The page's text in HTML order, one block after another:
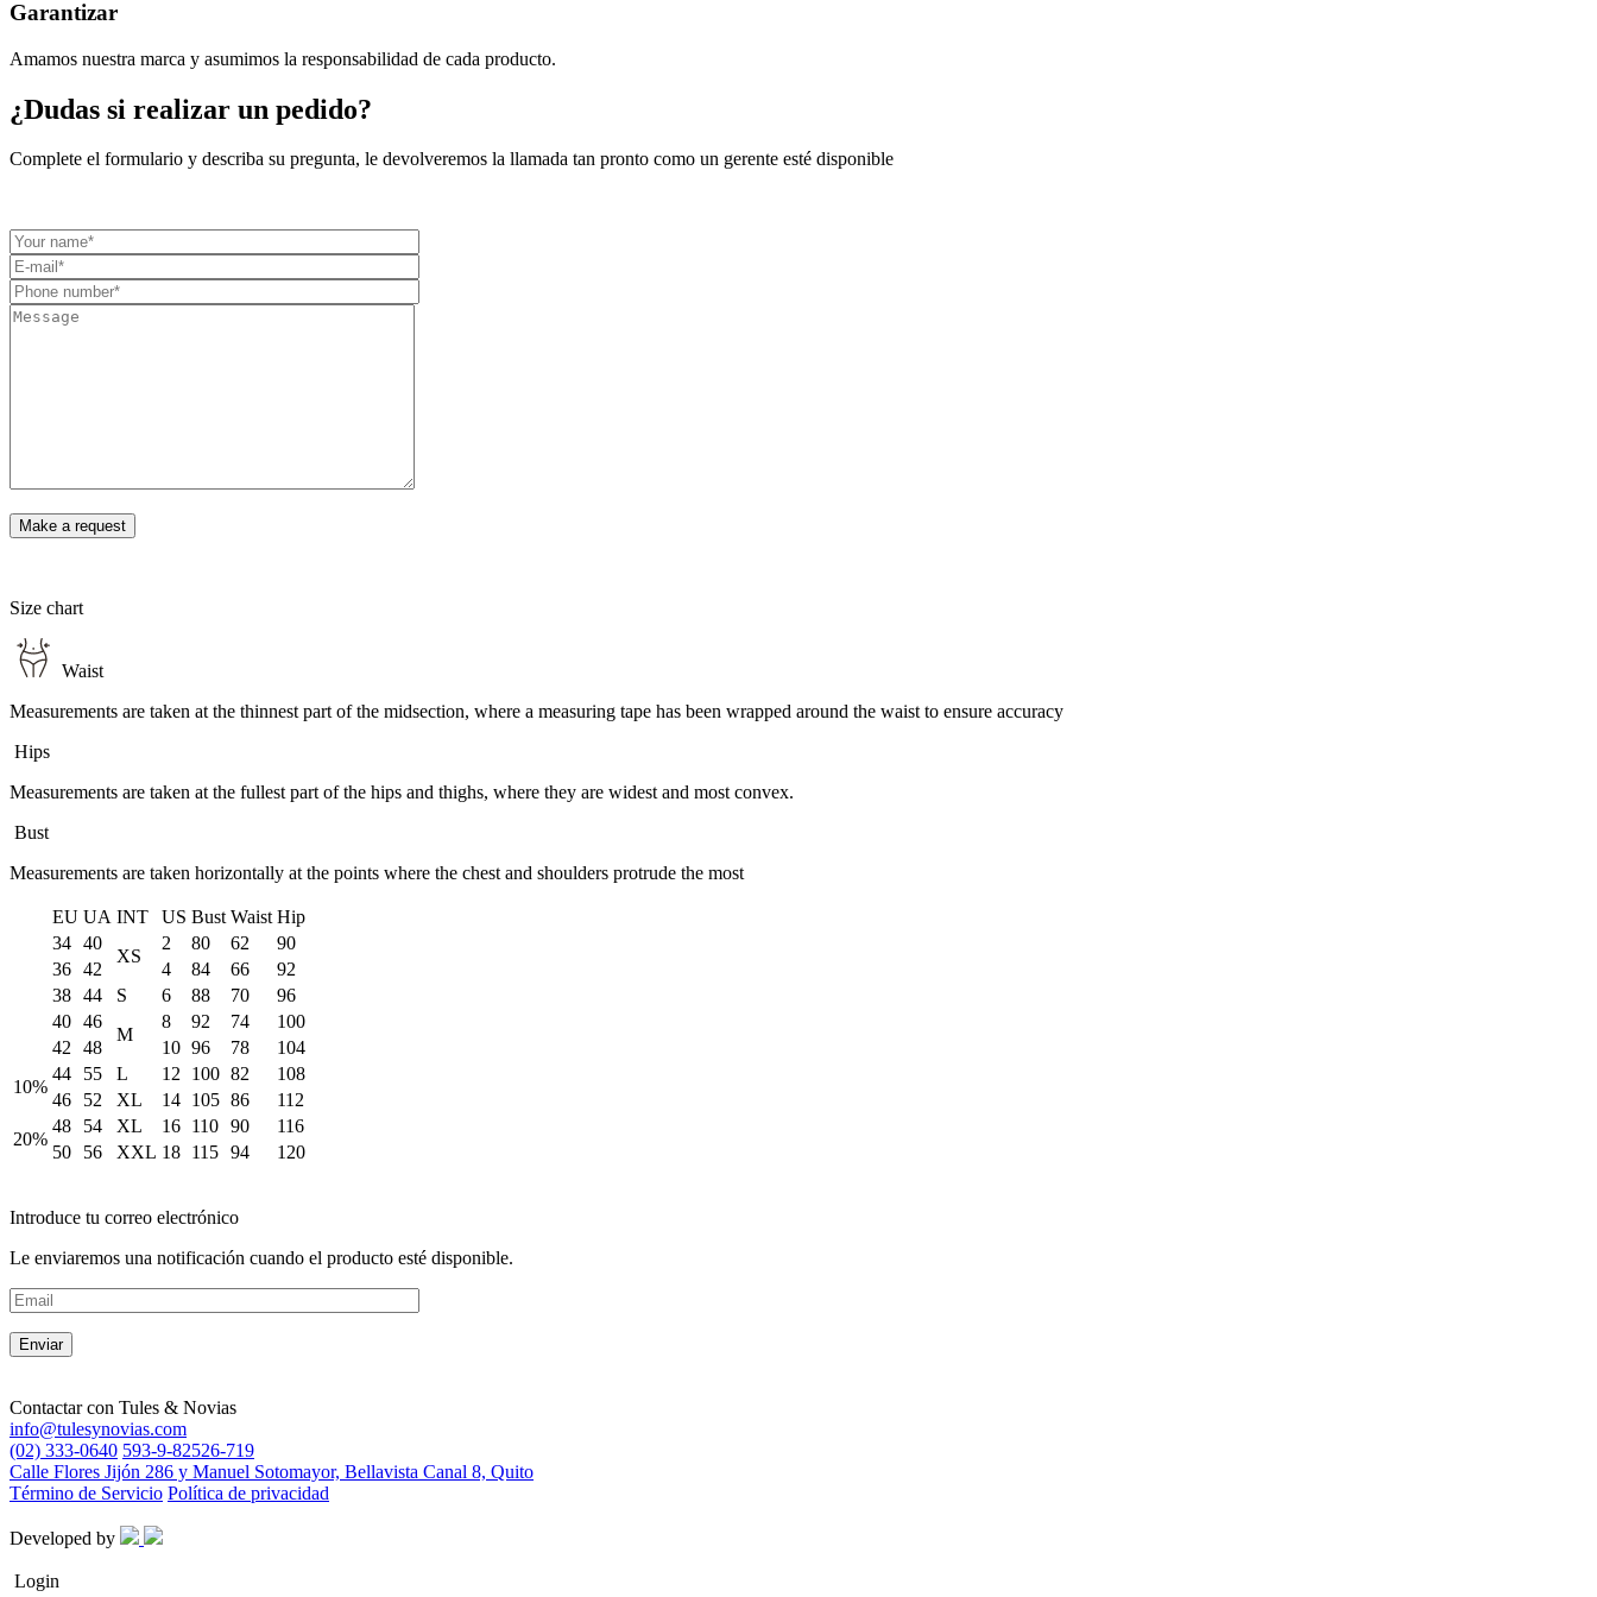
Garantizar
Amamos nuestra marca y asumimos la responsabilidad de cada producto.
¿Dudas si realizar un pedido?
Complete el formulario y describa su pregunta, le devolveremos la llamada tan pronto como un gerente esté disponible
Size chart
Waist
Measurements are taken at the thinnest part of the midsection, where a measuring tape has been wrapped around the waist to ensure accuracy
Hips
Measurements are taken at the fullest part of the hips and thighs, where they are widest and most convex.
Bust
Measurements are taken horizontally at the points where the chest and shoulders protrude the most
EU UA INT US Bust Waist Hip
34 40
XS
2 80 62
90
36 42 4 84 66
92
38 44 S 6 88 70
96
40 46
M
8 92 74
100
42 48 10 96 78
104
10%
44 55 L 12 100 82
108
46
52 XL 14 105 86
112
20%
48 54 XL 16 110 90
116
50
56 XXL 18 115 94 120
Introduce tu correo electrónico
Le enviaremos una notificación cuando el producto esté disponible.
Contactar con Tules & Novias
info@tulesynovias.com
(02) 333-0640 593-9-82526-719
Calle Flores Jijón 286 y Manuel Sotomayor, Bellavista Canal 8, Quito
Término de Servicio Política de privacidad
Developed by
Login